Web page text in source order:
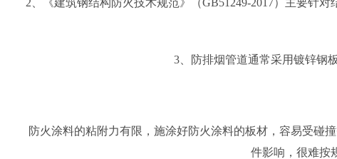
2、《建筑钢结构防火技术规范》（GB51249-2017）主要针
3、防排烟管道通常采用镀锌钢
防火涂料的粘附力有限，施涂好防火涂料的板材，容易受碰
件影响，很难按